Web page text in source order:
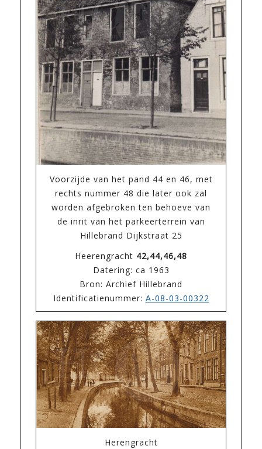
Voorzijde van het pand 44 en 46, met
rechts nummer 48 die later ook zal
worden afgebroken ten behoeve van
de inrit van het parkeerterrein van
Hillebrand Dijkstraat 25
Heerengracht 42,44,46,48
Datering: ca 1963
Bron: Archief Hillebrand
Identificatienummer: A-08-03-00322
Herengracht